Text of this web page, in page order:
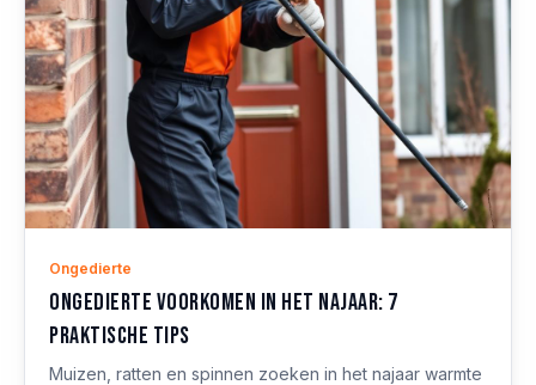
Ongedierte
Ongedierte voorkomen in het najaar: 7
praktische tips
Muizen, ratten en spinnen zoeken in het najaar warmte